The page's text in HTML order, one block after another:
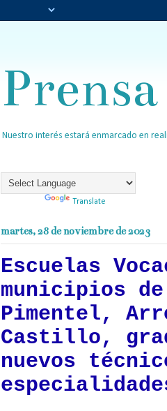
Nuestro interés estará enmarcado en
Translate
martes, 28 de noviembre de 2023
Escuelas
municipios de
Pimentel,
Castillo,
nuevos